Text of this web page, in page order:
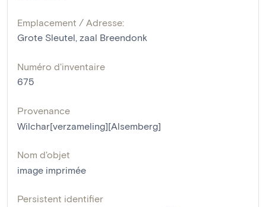
Emplacement / Adresse:
Grote Sleutel, zaal Breendonk
Numéro d'inventaire
675
Provenance
Wilchar[verzameling][Alsemberg]
Nom d'objet
image imprimée
Persistent identifier